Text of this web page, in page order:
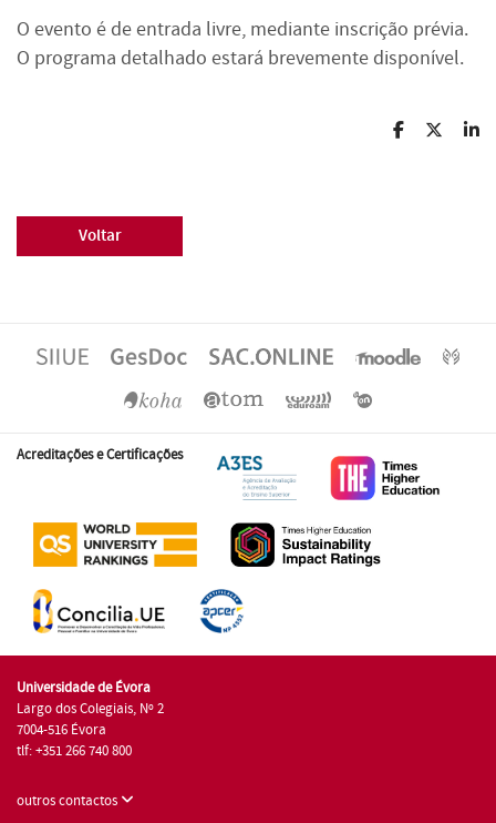
O evento é de entrada livre, mediante inscrição prévia.
O programa detalhado estará brevemente disponível.
Voltar
Acreditações e Certificações
Universidade de Évora
Largo dos Colegiais, Nº 2
7004-516 Évora
tlf: +351 266 740 800
outros contactos